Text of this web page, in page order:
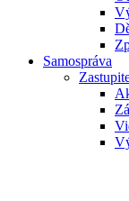
Samospráva